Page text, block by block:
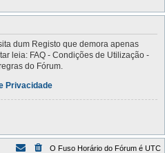
dum Registo que demora apenas
leia: FAQ - Condições de Utilização -
do Fórum.
Privacidade
O Fuso Horário do Fórum é UTC